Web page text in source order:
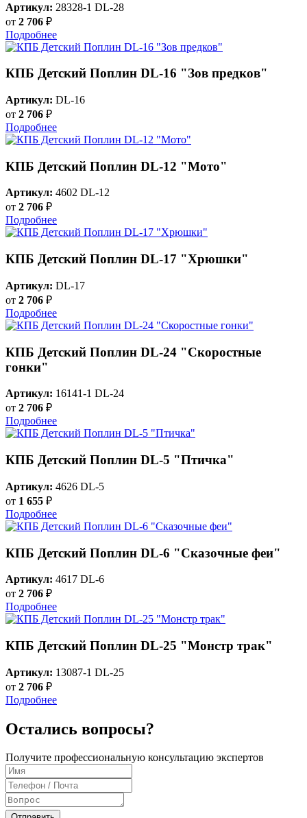
Артикул: 28328-1 DL-28
от 2 706 ₽
Подробнее
КПБ Детский Поплин DL-16 "Зов предков"
Артикул: DL-16
от 2 706 ₽
Подробнее
КПБ Детский Поплин DL-12 "Мото"
Артикул: 4602 DL-12
от 2 706 ₽
Подробнее
КПБ Детский Поплин DL-17 "Хрюшки"
Артикул: DL-17
от 2 706 ₽
Подробнее
КПБ Детский Поплин DL-24 "Скоростные
гонки"
Артикул: 16141-1 DL-24
от 2 706 ₽
Подробнее
КПБ Детский Поплин DL-5 "Птичка"
Артикул: 4626 DL-5
от 1 655 ₽
Подробнее
КПБ Детский Поплин DL-6 "Сказочные феи"
Артикул: 4617 DL-6
от 2 706 ₽
Подробнее
КПБ Детский Поплин DL-25 "Монстр трак"
Артикул: 13087-1 DL-25
от 2 706 ₽
Подробнее
Остались вопросы?
Получите профессиональную консультацию экспертов